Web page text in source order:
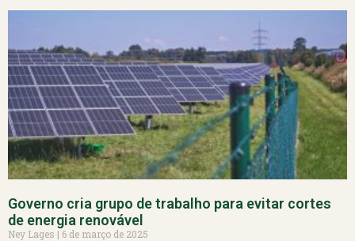
Governo cria grupo de trabalho para evitar cortes
de energia renovável
Ney Lages
6 de março de 2025